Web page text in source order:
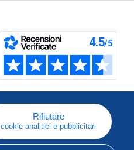
Rifiutare
cookie analitici e pubblicitari